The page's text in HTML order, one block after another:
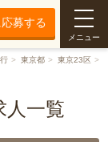
募する
メニュー
東京都
東京23区
人一覧